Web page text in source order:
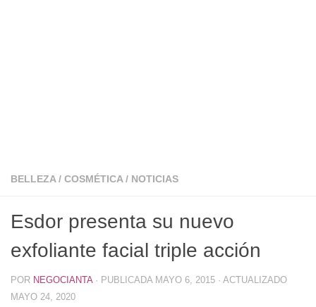
BELLEZA / COSMÉTICA / NOTICIAS
Esdor presenta su nuevo
exfoliante facial triple acción
POR NEGOCIANTA · PUBLICADA MAYO 6, 2015 · ACTUALIZADO
MAYO 24, 2020